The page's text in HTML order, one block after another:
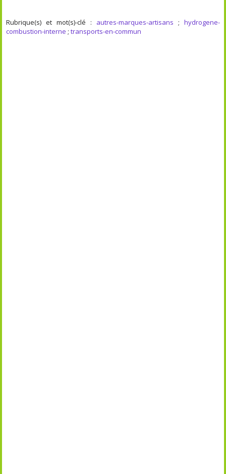
Rubrique(s) et mot(s)-clé : autres-marques-artisans ; hydrogene-
combustion-interne ;transports-en-commun